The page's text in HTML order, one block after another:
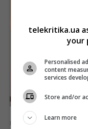
Новини
telekritika.ua
your
Personalised
content
services
Store and/or
Learn more